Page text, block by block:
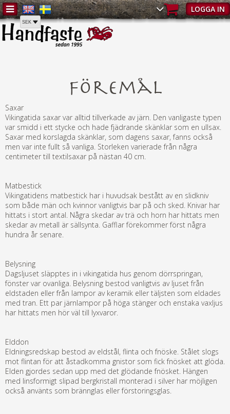
LOGGA IN
Hem/Föremål
Föremål
Saxar
Vikingatida saxar var alltid tillverkade av järn. Den vanligaste typen
var smidd i ett stycke och hade fjädrande skänklar som en ullsax.
Saxar med korslagda skänklar, som dagens saxar, fanns också
men var inte fullt så vanliga. Storleken varierade från några
centimeter till textilsaxar på nästan 40 cm.
Matbestick
Vikingatidens matbestick har i huvudsak bestått av en slidkniv
som både män och kvinnor vanligtvis bar på och sked. Knivar har
hittats i stort antal. Några skedar av trä och horn har hittats men
skedar av metall är sällsynta. Gafflar förekommer först några
hundra år senare.
Belysning
Dagsljuset släpptes in i vikingatida hus genom dörrspringan,
fönster var ovanliga. Belysning bestod vanligtvis av ljuset från
eldstaden eller från lampor av keramik eller täljsten som eldades
med tran. Ett par järnlampor på höga stänger och enstaka vaxljus
har hittats men hör väl till lyxvaror.
Elddon
Eldningsredskap bestod av eldstål, flinta och fnöske. Stålet slogs
mot flintan för att åstadkomma gnistor som fick fnösket att glöda.
Elden gjordes sedan upp med det glödande fnösket. Hängen
med linsformigt slipad bergkristall monterad i silver har möjligen
också använts som brännglas eller förstoringsglas.